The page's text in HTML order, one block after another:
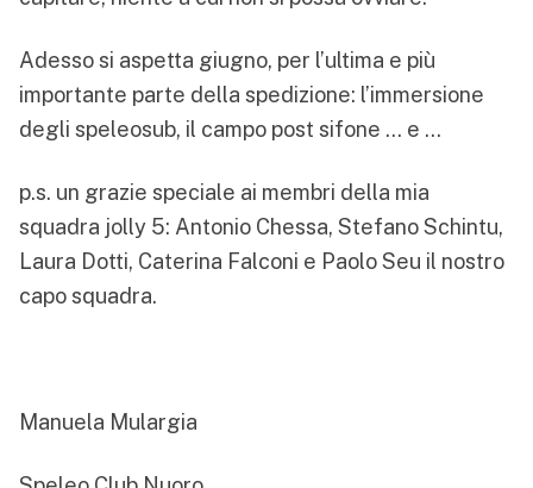
Adesso si aspetta giugno, per l’ultima e più
importante parte della spedizione: l’immersione
degli speleosub, il campo post sifone … e ...
p.s. un grazie speciale ai membri della mia
squadra jolly 5: Antonio Chessa, Stefano Schintu,
Laura Dotti, Caterina Falconi e Paolo Seu il nostro
capo squadra.
Manuela Mulargia